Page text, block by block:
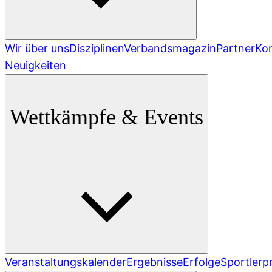
Wir über unsDisziplinenVerbandsmagazinPartner
Neuigkeiten
Wettkämpfe & Events
VeranstaltungskalenderErgebnisseErfolge